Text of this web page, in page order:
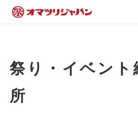
祭り・イベント
所